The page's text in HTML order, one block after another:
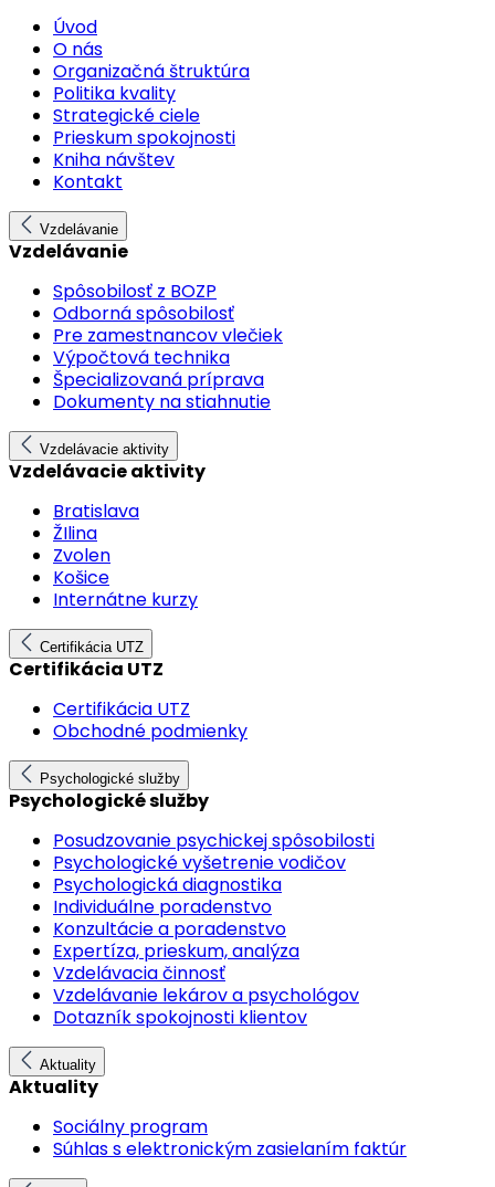
Úvod
O nás
Organizačná štruktúra
Politika kvality
Strategické ciele
Prieskum spokojnosti
Kniha návštev
Kontakt
Vzdelávanie
Vzdelávanie
Spôsobilosť z BOZP
Odborná spôsobilosť
Pre zamestnancov vlečiek
Výpočtová technika
Špecializovaná príprava
Dokumenty na stiahnutie
Vzdelávacie aktivity
Vzdelávacie aktivity
Bratislava
ŽIlina
Zvolen
Košice
Internátne kurzy
Certifikácia UTZ
Certifikácia UTZ
Certifikácia UTZ
Obchodné podmienky
Psychologické služby
Psychologické služby
Posudzovanie psychickej spôsobilosti
Psychologické vyšetrenie vodičov
Psychologická diagnostika
Individuálne poradenstvo
Konzultácie a poradenstvo
Expertíza, prieskum, analýza
Vzdelávacia činnosť
Vzdelávanie lekárov a psychológov
Dotazník spokojnosti klientov
Aktuality
Aktuality
Sociálny program
Súhlas s elektronickým zasielaním faktúr